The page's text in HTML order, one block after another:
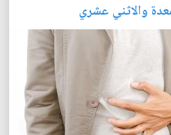
والاثني عشري